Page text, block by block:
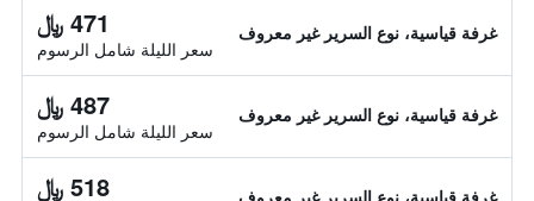
غرفة قياسية، نوع السرير غير معروف 471 ﷼
سعر الليلة شامل الرسوم
غرفة قياسية، نوع السرير غير معروف 487 ﷼
سعر الليلة شامل الرسوم
غرفة قياسية، نوع السرير غير معروف 518 ﷼